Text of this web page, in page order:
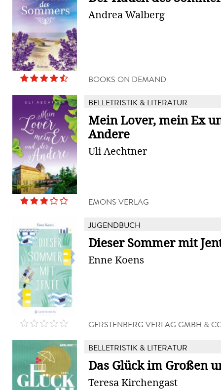
Andrea Walberg
BOOKS ON DEMAND
BELLETRISTIK & LITERATUR
Mein Lover, mein Ex
Andere
Uli Aechtner
EMONS VERLAG
JUGENDBUCH
Dieser Sommer mit
Enne Koens
GERSTENBERG VERLAG GMBH &
BELLETRISTIK & LITERATUR
Das Glück im Großen
Teresa Kirchengast